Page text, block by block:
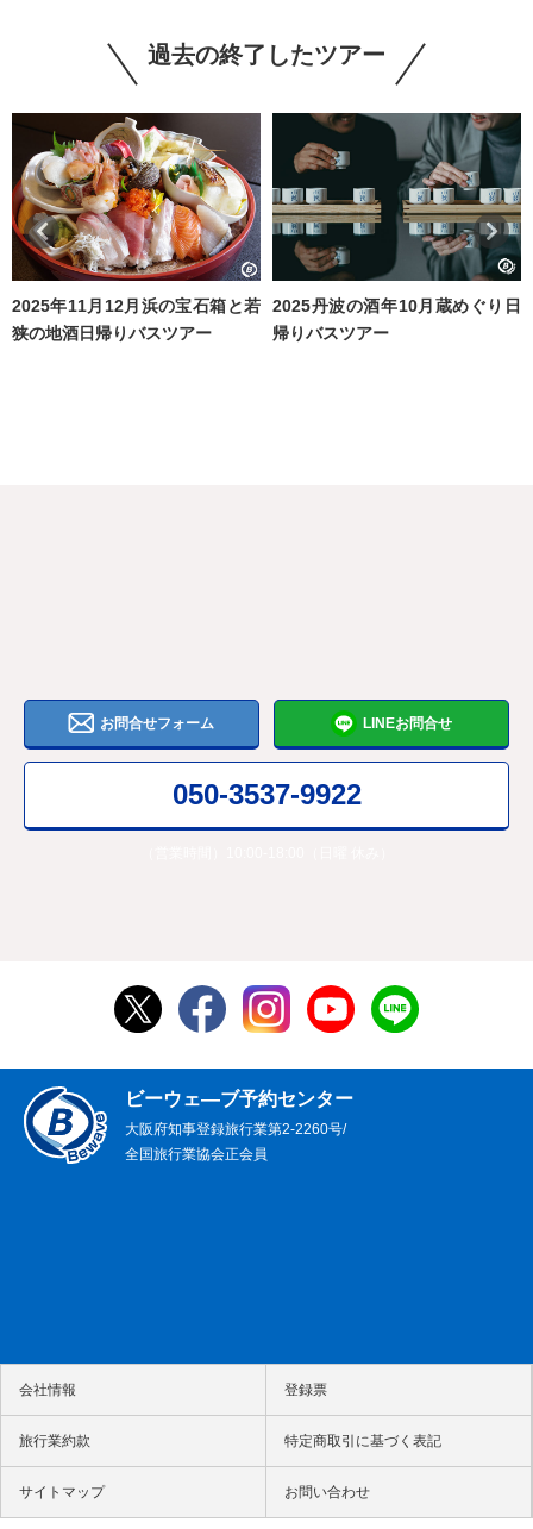
過去の終了したツアー
2025年11月12月浜の宝石箱と若
狭の地酒日帰りバスツアー
2025丹波の酒年10月蔵めぐり日
帰りバスツアー
お問合せフォーム LINEお問合せ
050-3537-9922
ビーウェ―ブ予約センター
大阪府知事登録旅行業第2-2260号/
全国旅行業協会正会員
会社情報 登録票
旅行業約款 特定商取引に基づく表記
サイトマップ お問い合わせ